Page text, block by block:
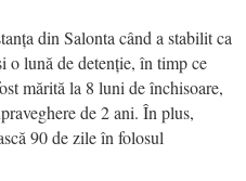
din Salonta când a stabilit ca
o lună de detenție, în timp ce
mărită la 8 luni de închisoare,
de 2 ani. În plus,
90 de zile în folosul